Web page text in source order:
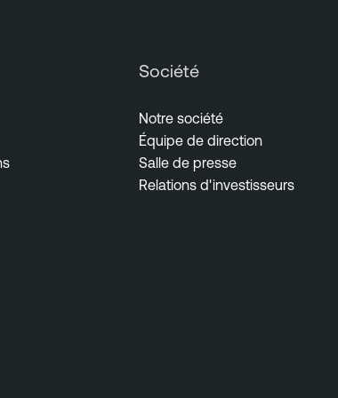
Société
Notre société
Équipe de direction
Salle de presse
Relations d'investisseurs